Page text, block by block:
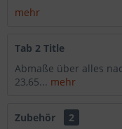
mehr
Tab 2 Title
Abmaße über alles
23,65... mehr
Zubehör 2